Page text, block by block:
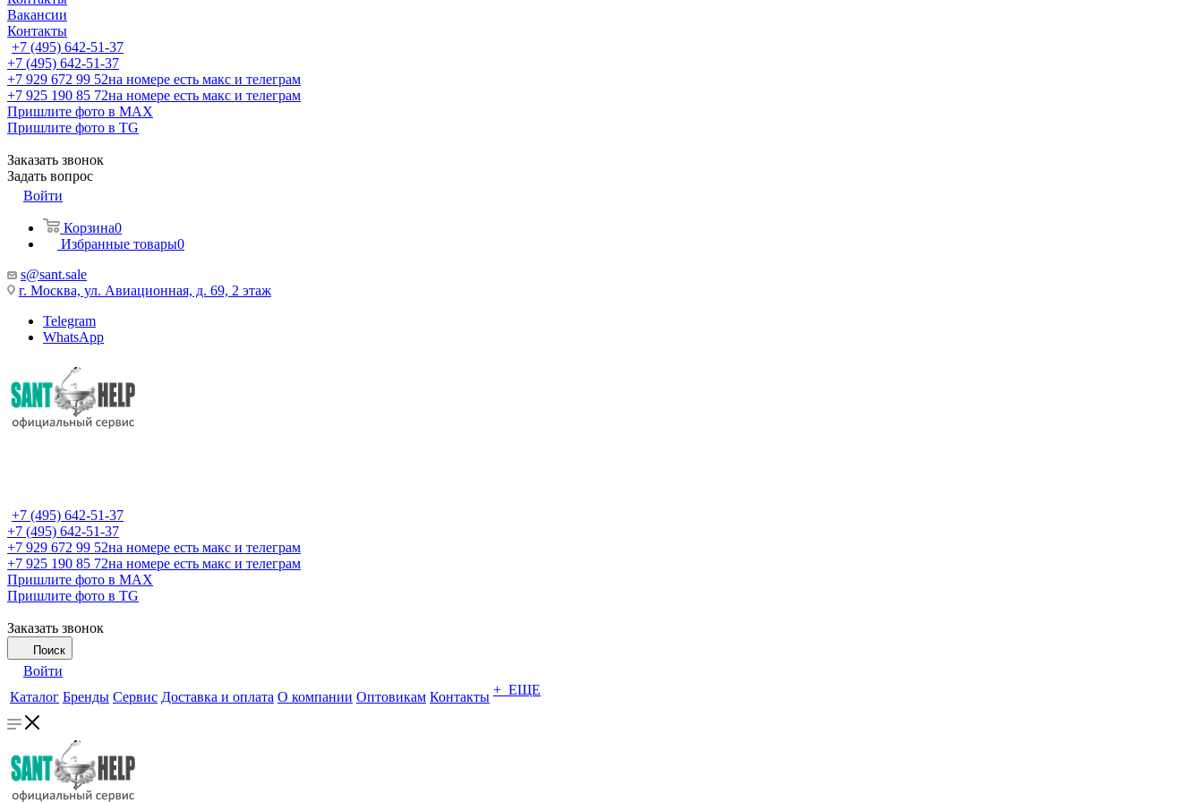
Вакансии
Контакты
+7 (495) 642-51-37
+7 (495) 642-51-37
+7 929 672 99 52на номере есть макс и телеграм
+7 925 190 85 72на номере есть макс и телеграм
Пришлите фото в MAX
Пришлите фото в TG
Заказать звонок
Задать вопрос
Войти
Корзина0
Избранные товары0
s@sant.sale
г. Москва, ул. Авиационная, д. 69, 2 этаж
Telegram
WhatsApp
+7 (495) 642-51-37
+7 (495) 642-51-37
+7 929 672 99 52на номере есть макс и телеграм
+7 925 190 85 72на номере есть макс и телеграм
Пришлите фото в MAX
Пришлите фото в TG
Заказать звонок
Поиск
Войти
Каталог Бренды Сервис Доставка и оплата О компании Оптовикам Контакты + ЕЩЕ